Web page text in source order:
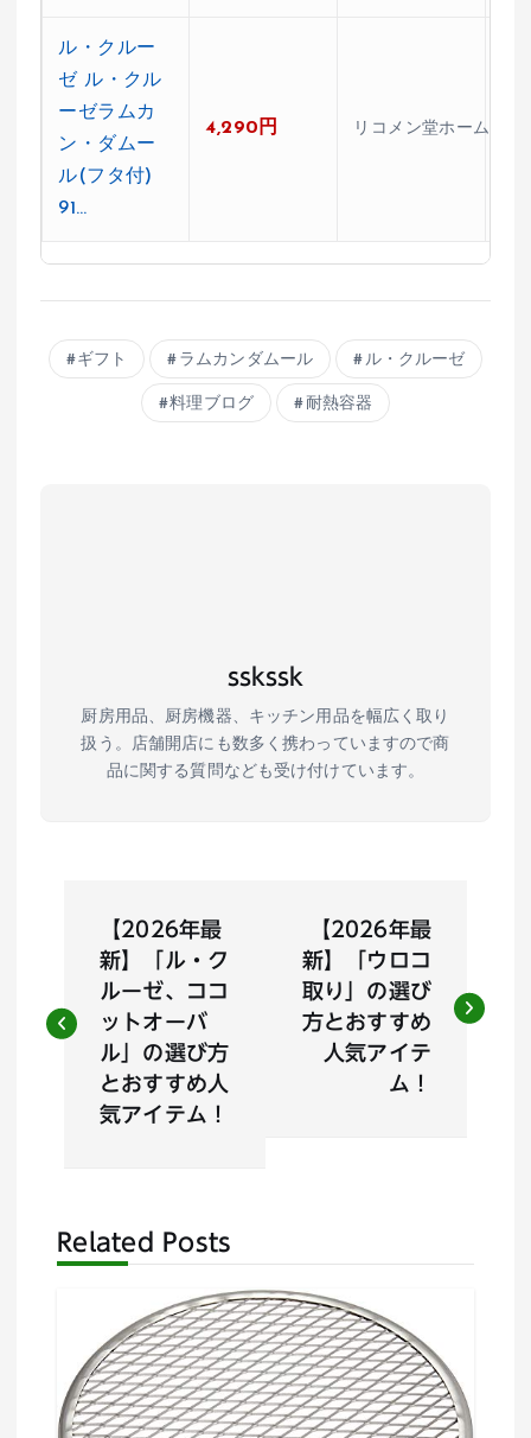
ル・クルー
ゼ ル・クル
ーゼラムカ
ン・ダムー
ル(フタ付)
91…
4,290円 リコメン堂ホームライ
ギフト ラムカンダムール ル・クルーゼ
料理ブログ 耐熱容器
sskssk
厨房用品、厨房機器、キッチン用品を幅広く取り
扱う。店舗開店にも数多く携わっていますので商
品に関する質問なども受け付けています。
ナ
シ
ン
【2026年最
新】「ル・ク
ルーゼ、ココ
ットオーバ
ル」の選び方
とおすすめ人
気アイテム！
【2026年最
新】「ウロコ
取り」の選び
方とおすすめ
人気アイテ
ム！
Related Posts